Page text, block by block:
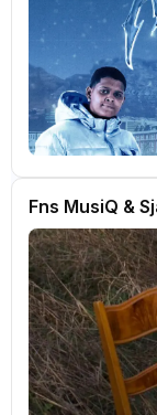
Fns MusiQ &